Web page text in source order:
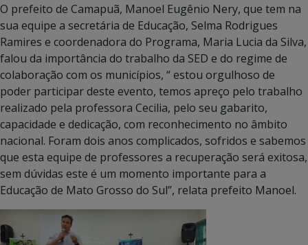
O prefeito de Camapuã, Manoel Eugênio Nery, que tem na
sua equipe a secretária de Educação, Selma Rodrigues
Ramires e coordenadora do Programa, Maria Lucia da Silva,
falou da importância do trabalho da SED e do regime de
colaboração com os municípios, “ estou orgulhoso de
poder participar deste evento, temos apreço pelo trabalho
realizado pela professora Cecilia, pelo seu gabarito,
capacidade e dedicação, com reconhecimento no âmbito
nacional. Foram dois anos complicados, sofridos e sabemos
que esta equipe de professores a recuperação será exitosa,
sem dúvidas este é um momento importante para a
Educação de Mato Grosso do Sul”, relata prefeito Manoel.